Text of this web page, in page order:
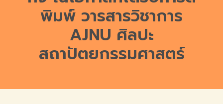
พิมพ์ วารสารวิชาการ
AJNU ศิลปะ
สถาปัตยกรรมศาสตร์